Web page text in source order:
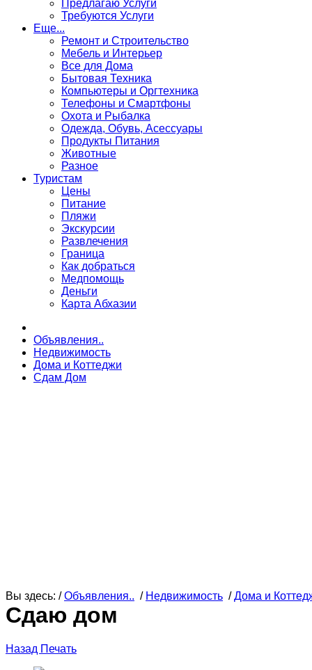
Предлагаю Услуги
Требуются Услуги
Еще...
Ремонт и Строительство
Мебель и Интерьер
Все для Дома
Бытовая Техника
Компьютеры и Оргтехника
Телефоны и Смартфоны
Охота и Рыбалка
Одежда, Обувь, Асессуары
Продукты Питания
Животные
Разное
Туристам
Цены
Питание
Пляжи
Экскурсии
Развлечения
Граница
Как добраться
Медпомощь
Деньги
Карта Абхазии
Объявления..
Недвижимость
Дома и Коттеджи
Сдам Дом
Вы здесь: /Объявления.. / Недвижимость /Дома и
Сдаю дом
Назад Печать